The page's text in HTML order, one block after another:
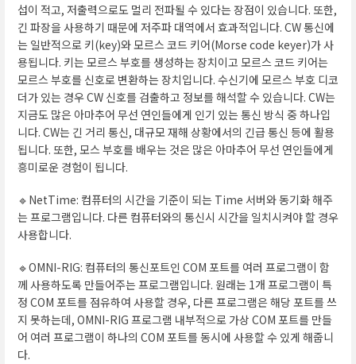
섭이 적고, 저출력으로도 멀리 전파될 수 있다는 장점이 있습니다. 또한,
긴 파장을 사용하기 때문에 저주파 대역에서 효과적입니다. CW 통신에
는 일반적으로 키(key)와 모르스 코드 키어(Morse code keyer)가 사
용됩니다. 키는 모르스 부호를 생성하는 장치이고 모르스 코드 키어는
모르스 부호를 신호로 변환하는 장치입니다. 수신기에 모르스 부호 디코
더가 있는 경우 CW 신호를 검출하고 정보를 해석할 수 있습니다. CW는
지금도 많은 아마추어 무선 연인들에게 인기 있는 통신 방식 중 하나입
니다. CW는 긴 거리 통신, 대규모 재해 상황에서의 긴급 통신 등에 활용
됩니다. 또한, 모스 부호를 배우는 것은 많은 아마추어 무선 연인들에게
흥미로운 경험이 됩니다.
🔹NetTime: 컴퓨터의 시간을 기준이 되는 Time 서버와 동기화 해주
는 프로그램입니다. 다른 컴퓨터와의 통신시 시간을 일치시켜야 할 경우
사용합니다.
🔹OMNI-RIG: 컴퓨터의 통신포트인 COM 포트를 여러 프로그램이 함
께 사용하도록 만들어주는 프로그램입니다. 원래는 1개 프로그램이 특
정 COM 포트를 점유하여 사용할 경우, 다른 프로그램은 해당 포트를 쓰
지 못하는데, OMNI-RIG 프로그램 내부적으로 가상 COM 포트를 만들
어 여러 프로그램이 하나의 COM 포트를 동시에 사용할 수 있게 해줍니
다.